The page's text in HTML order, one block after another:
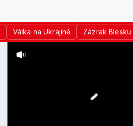
Válka na Ukrajině Zázrak Blesku